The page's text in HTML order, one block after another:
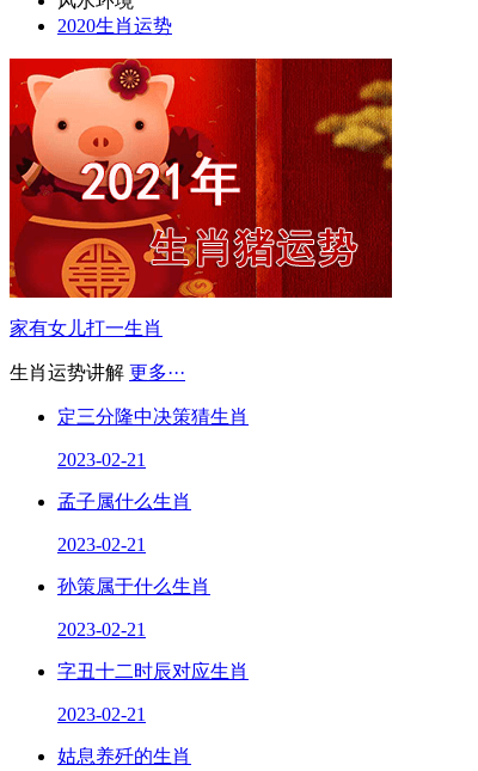
2020生肖运势
家有女儿打一生肖
生肖运势讲解 更多···
定三分隆中决策猜生肖
2023-02-21
孟子属什么生肖
2023-02-21
孙策属于什么生肖
2023-02-21
字丑十二时辰对应生肖
2023-02-21
姑息养歼的生肖